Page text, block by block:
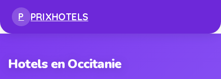
P PRIXHOTELS
Hotels en Occitanie